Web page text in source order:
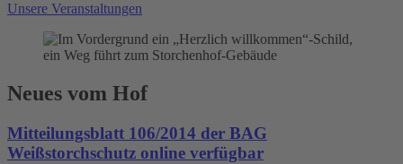
Unsere Veranstaltungen
Neues vom Hof
Mitteilungsblatt 106/2014 der BAG
Weißstorchschutz online verfügbar